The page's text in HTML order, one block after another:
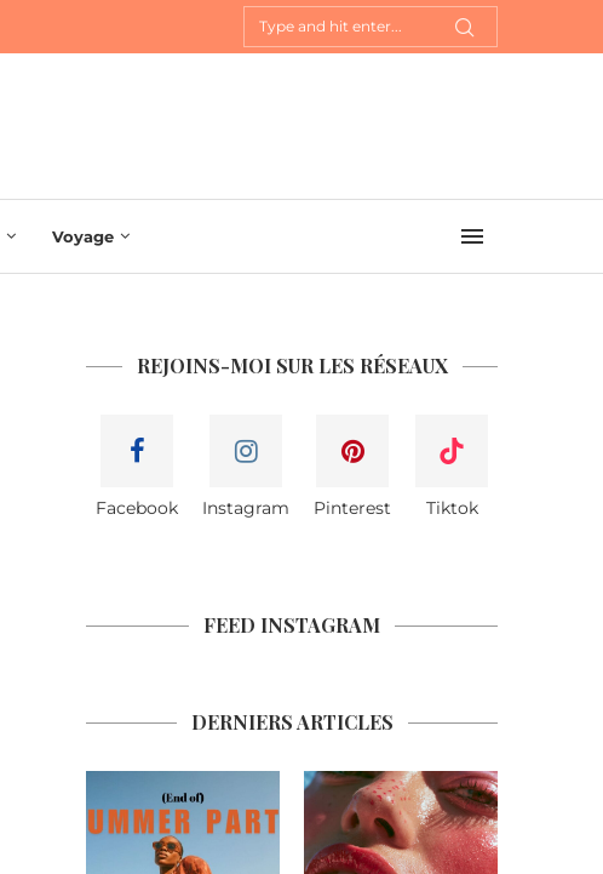
Voyage
REJOINS-MOI SUR LES RÉSEAUX
Facebook Instagram Pinterest Tiktok
FEED INSTAGRAM
DERNIERS ARTICLES